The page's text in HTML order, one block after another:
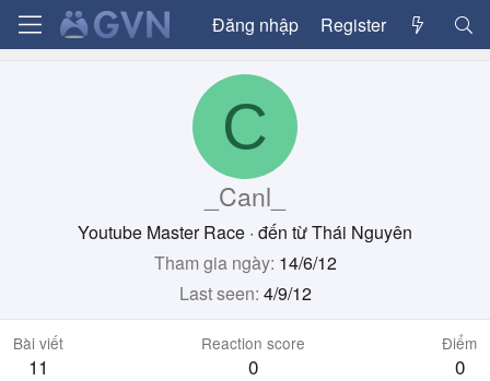
Đăng nhập Register
C
_Canl_
Youtube Master Race · đến từThái Nguyên
Tham gia ngày 14/6/12
Last seen 4/9/12
Bài viết
11
Reaction score
0
Điểm
0